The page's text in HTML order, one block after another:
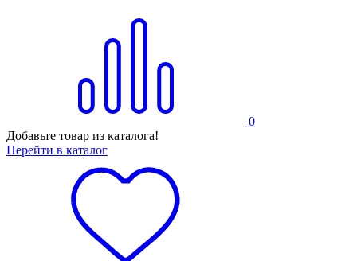
0
Добавьте товар из каталога!
Перейти в каталог